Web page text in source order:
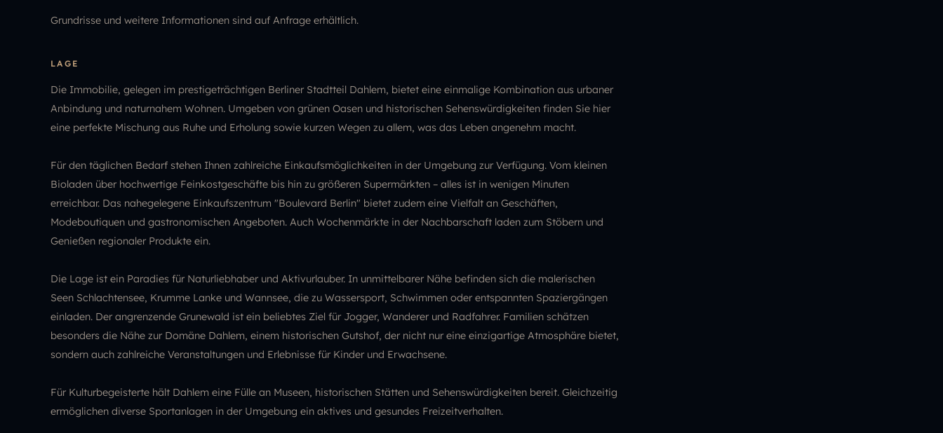
Grundrisse und weitere Informationen sind auf Anfrage erhältlich.
LAGE
Die Immobilie, gelegen im prestigeträchtigen Berliner Stadtteil Dahlem, bietet eine einmalige Kombination aus urbaner
Anbindung und naturnahem Wohnen. Umgeben von grünen Oasen und historischen Sehenswürdigkeiten finden Sie hier
eine perfekte Mischung aus Ruhe und Erholung sowie kurzen Wegen zu allem, was das Leben angenehm macht.
Für den täglichen Bedarf stehen Ihnen zahlreiche Einkaufsmöglichkeiten in der Umgebung zur Verfügung. Vom kleinen
Bioladen über hochwertige Feinkostgeschäfte bis hin zu größeren Supermärkten – alles ist in wenigen Minuten
erreichbar. Das nahegelegene Einkaufszentrum "Boulevard Berlin" bietet zudem eine Vielfalt an Geschäften,
Modeboutiquen und gastronomischen Angeboten. Auch Wochenmärkte in der Nachbarschaft laden zum Stöbern und
Genießen regionaler Produkte ein.
Die Lage ist ein Paradies für Naturliebhaber und Aktivurlauber. In unmittelbarer Nähe befinden sich die malerischen
Seen Schlachtensee, Krumme Lanke und Wannsee, die zu Wassersport, Schwimmen oder entspannten Spaziergängen
einladen. Der angrenzende Grunewald ist ein beliebtes Ziel für Jogger, Wanderer und Radfahrer. Familien schätzen
besonders die Nähe zur Domäne Dahlem, einem historischen Gutshof, der nicht nur eine einzigartige Atmosphäre bietet,
sondern auch zahlreiche Veranstaltungen und Erlebnisse für Kinder und Erwachsene.
Für Kulturbegeisterte hält Dahlem eine Fülle an Museen, historischen Stätten und Sehenswürdigkeiten bereit. Gleichzeitig
ermöglichen diverse Sportanlagen in der Umgebung ein aktives und gesundes Freizeitverhalten.